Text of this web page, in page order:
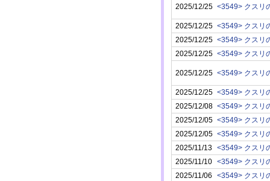
2025/12/25
2025/12/25
2025/12/25
2025/12/25
2025/12/25
2025/12/25
2025/12/08
2025/12/05
2025/12/05
2025/11/13
2025/11/10
2025/11/06